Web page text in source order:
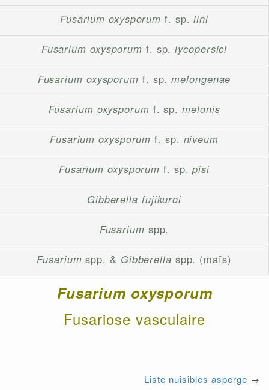
Fusarium oxysporum f. sp.lini
Fusarium oxysporum f. sp. lycopersici
Fusarium oxysporum f. sp.melongenae
Fusarium oxysporum f. sp. melonis
Fusarium oxysporumf. sp. niveum
Fusarium oxysporumf. sp.pisi
Gibberella fujikuroi
Fusarium spp.
Fusarium spp. & Gibberella spp. (maïs)
Fusarium oxysporum
Fusariose vasculaire
Liste nuisibles asperge →